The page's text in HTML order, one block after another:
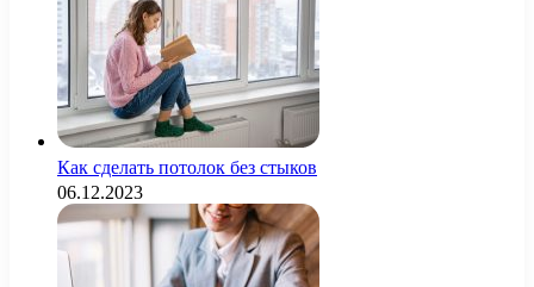
Как сделать потолок без стыков
06.12.2023